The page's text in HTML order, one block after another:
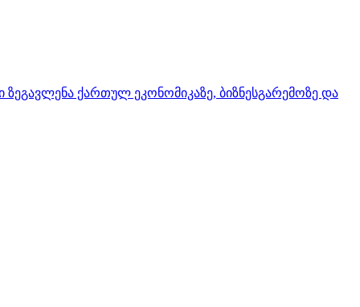
ზეგავლენა ქართულ ეკონომიკაზე, ბიზნესგარემოზე და